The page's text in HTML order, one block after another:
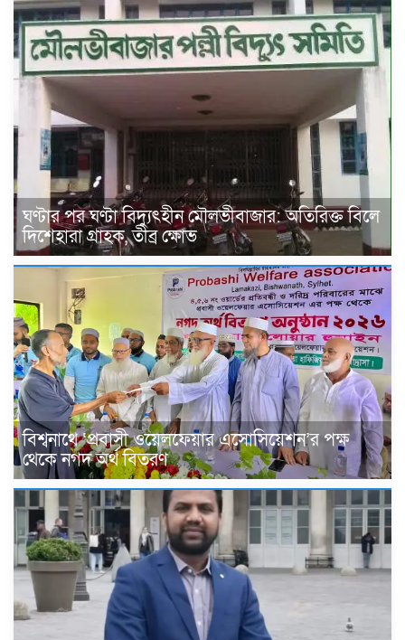
ঘণ্টার পর ঘণ্টা বিদ্যুৎহীন মৌলভীবাজার: অতিরিক্ত বিলে
দিশেহারা গ্রাহক, তীব্র ক্ষোভ
বিশ্বনাথে ‘প্রবাসী ওয়েলফেয়ার এসোসিয়েশন’র পক্ষ
থেকে নগদ অর্থ বিতরণ